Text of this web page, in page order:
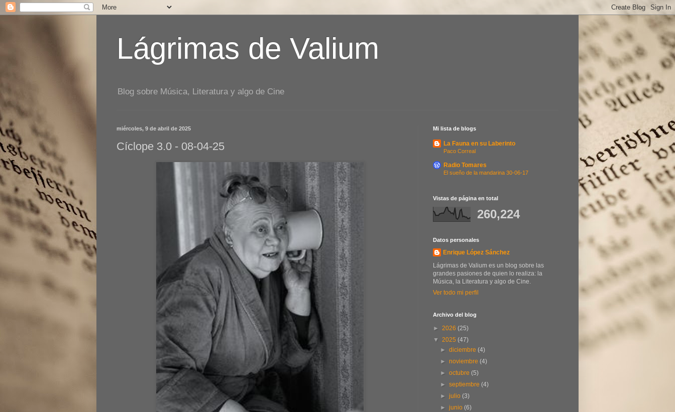
Lágrimas de Valium
Blog sobre Música, Literatura y algo de Cine
miércoles, 9 de abril de 2025
Cíclope 3.0 - 08-04-25
Mi lista de blogs
La Fauna en su Laberinto
Paco Correal
Radio Tomares
El sueño de la mandarina 30-06-17
Vistas de página en total
260,224
Datos personales
Enrique López Sánchez
Lágrimas de Valium es un blog sobre las
grandes pasiones de quien lo realiza: la
Música, la Literatura y algo de Cine.
Ver todo mi perfil
Archivo del blog
► 2026 (25)
▼ 2025 (47)
►diciembre(4)
►noviembre(4)
►octubre(5)
►septiembre(4)
►julio(3)
►junio(6)